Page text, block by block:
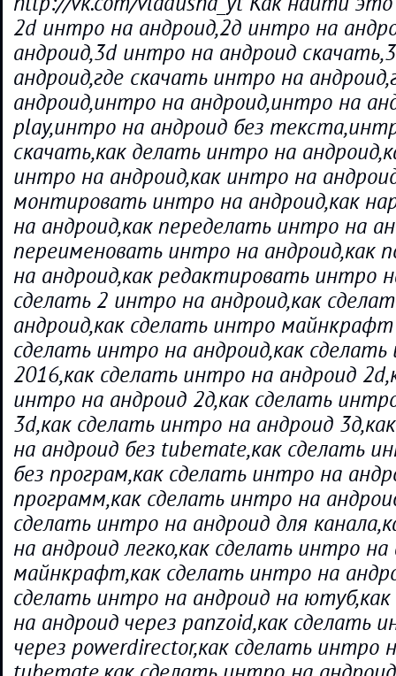
2d интро на андроид,2д интро на
андроид,3d интро на андроид
андроид,где скачать интро на
андроид,интро на андроид,интро на
play,интро на андроид без
скачать,как делать интро на
интро на андроид,как интро на
монтировать интро на андроид,как
на андроид,как переделать интро на
переименовать интро на андроид,как
на андроид,как редактировать интро
сделать 2 интро на андроид,как
андроид,как сделать интро майнкрафт
сделать интро на андроид,как
2016,как сделать интро на андроид
интро на андроид 2д,как сделать
3d,как сделать интро на андроид
на андроид без tubemate,как сделать
без програм,как сделать интро на
программ,как сделать интро на
сделать интро на андроид для
на андроид легко,как сделать интро на
майнкрафт,как сделать интро на
сделать интро на андроид на
на андроид через panzoid,как сделать
через powerdirector,как сделать интро